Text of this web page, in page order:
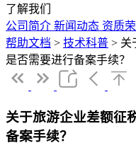
了解我们
公司简介 新闻动态 资质
帮助文档 > 技术科普 > 关
是否需要进行备案手续？
关于旅游企业差额征
备案手续？